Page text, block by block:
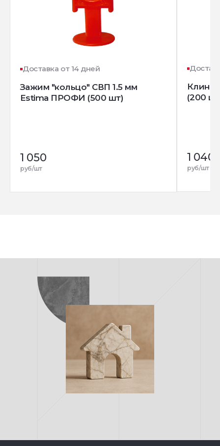
Доставка от 14 дней
Зажим "кольцо" СВП 1.5 мм
Estima ПРОФИ (500 шт)
1 050
руб/шт
Клин
(200
1 040
руб/шт